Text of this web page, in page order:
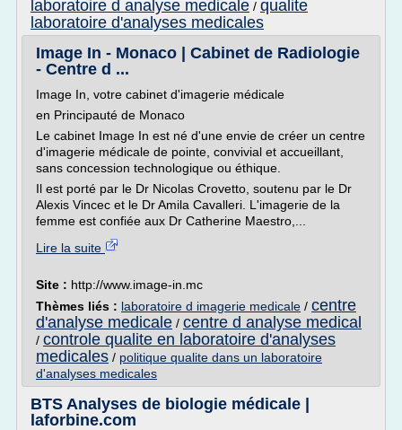
laboratoire d analyse medicale / qualite
laboratoire d'analyses medicales
Image In - Monaco | Cabinet de Radiologie
- Centre d ...
Image In, votre cabinet d'imagerie médicale
en Principauté de Monaco
Le cabinet Image In est né d'une envie de créer un centre
d'imagerie médicale de pointe, convivial et accueillant,
sans concession technologique ou éthique.
Il est porté par le Dr Nicolas Crovetto, soutenu par le Dr
Alexis Vincec et le Dr Amila Cavalleri. L'imagerie de la
femme est confiée aux Dr Catherine Maestro,...
Lire la suite
Site : http://www.image-in.mc
Thèmes liés : laboratoire d imagerie medicale / centre
d'analyse medicale / centre d analyse medical
/ controle qualite en laboratoire d'analyses
medicales / politique qualite dans un laboratoire
d'analyses medicales
BTS Analyses de biologie médicale |
laforbine.com